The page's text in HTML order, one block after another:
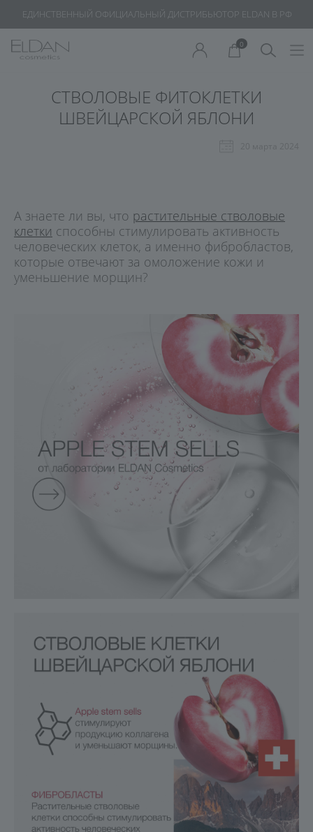
ЕДИНСТВЕННЫЙ ОФИЦИАЛЬНЫЙ ДИСТРИБЬЮТОР ELDAN В РФ
0
СТВОЛОВЫЕ ФИТОКЛЕТКИ
ШВЕЙЦАРСКОЙ ЯБЛОНИ
А знаете ли вы, что растительные стволовые
клетки способны стимулировать активность
человеческих клеток, а именно фибробластов,
которые отвечают за омоложение кожи и
уменьшение морщин?